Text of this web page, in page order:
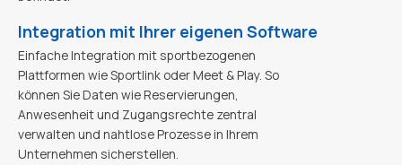
Integration mit Ihrer eigenen Software
Einfache Integration mit sportbezogenen
Plattformen wie Sportlink oder Meet & Play. So
können Sie Daten wie Reservierungen,
Anwesenheit und Zugangsrechte zentral
verwalten und nahtlose Prozesse in Ihrem
Unternehmen sicherstellen.